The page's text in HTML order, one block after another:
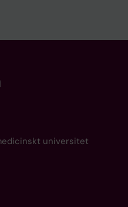
universitet